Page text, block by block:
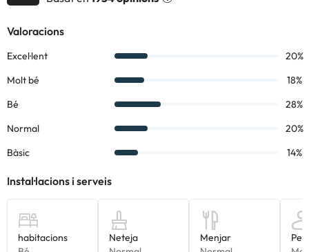
consultar les vostres tarifes directament a l'establiment. Tota la
informació d'aquesta fitxa està subjecta a canvis per part de